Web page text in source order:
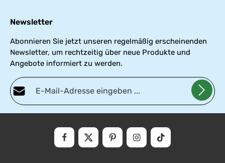
Newsletter
Abonnieren Sie jetzt unseren regelmäßig erscheinenden
Newsletter, um rechtzeitig über neue Produkte und
Angebote informiert zu werden.
E-Mail-Adresse*
Datenschutz
Datenschutzbestimmungen
zur Kenntnis genommen und die
gelesen und bin mit ihnen einverstanden.